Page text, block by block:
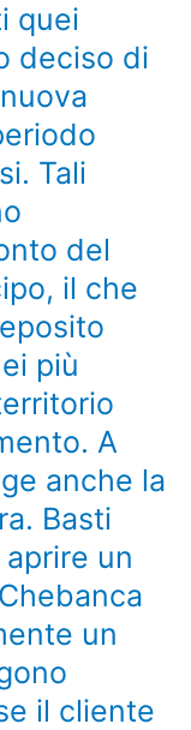
quei
deciso di
Tali
del
il che
più
A
anche la
Basti
un
un
il cliente